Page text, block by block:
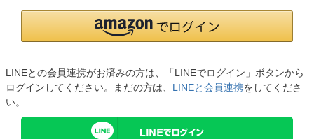
LINEとの会員連携がお済みの方は、「LINEでログイン」ボタンから
ログインしてください。まだの方は、 LINEと会員連携をしてくださ
い。